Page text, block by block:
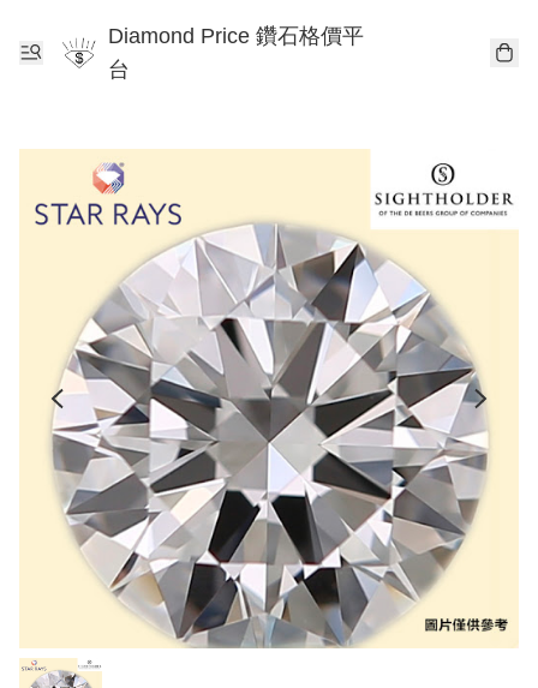
Diamond Price 鑽石格價平
台